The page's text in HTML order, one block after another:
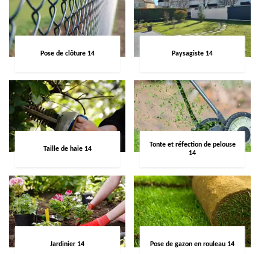
Pose de clôture 14 Paysagiste 14
Taille de haie 14
Tonte et réfection de pelouse
14
Jardinier 14 Pose de gazon en rouleau 14